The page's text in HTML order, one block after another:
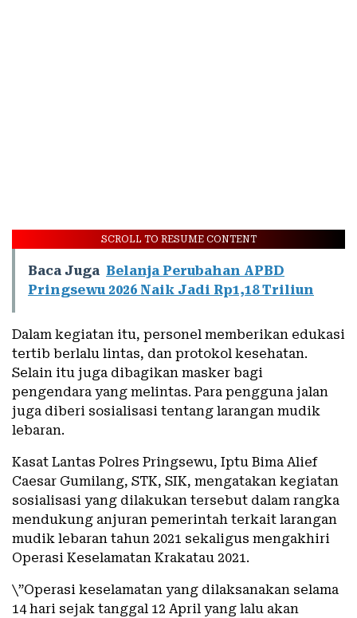
SCROLL TO RESUME CONTENT
Baca Juga Belanja Perubahan APBD
Pringsewu 2026 Naik Jadi Rp1,18 Triliun
Dalam kegiatan itu, personel memberikan edukasi
tertib berlalu lintas, dan protokol kesehatan.
Selain itu juga dibagikan masker bagi
pengendara yang melintas. Para pengguna jalan
juga diberi sosialisasi tentang larangan mudik
lebaran.
Kasat Lantas Polres Pringsewu, Iptu Bima Alief
Caesar Gumilang, STK, SIK, mengatakan kegiatan
sosialisasi yang dilakukan tersebut dalam rangka
mendukung anjuran pemerintah terkait larangan
mudik lebaran tahun 2021 sekaligus mengakhiri
Operasi Keselamatan Krakatau 2021.
\”Operasi keselamatan yang dilaksanakan selama
14 hari sejak tanggal 12 April yang lalu akan